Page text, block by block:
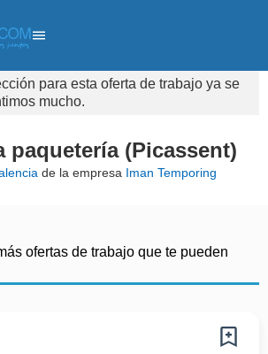
para esta oferta de trabajo ya se
mucho.
paquetería (Picassent)
de la empresa Iman Temporing
ofertas de trabajo que te pueden